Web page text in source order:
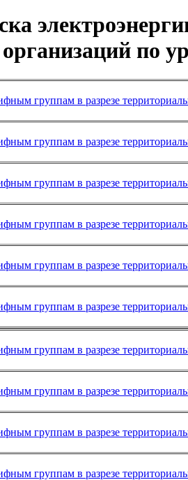
по
группам в разрезе
группам в разрезе
группам в разрезе
группам в разрезе
группам в разрезе
группам в разрезе
группам в разрезе
группам в разрезе
группам в разрезе
группам в разрезе